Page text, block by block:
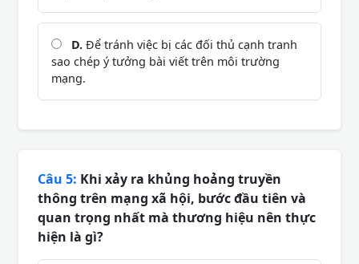
D. Để tránh việc bị các đối thủ cạnh tranh
sao chép ý tưởng bài viết trên môi trường
mạng.
Câu 5: Khi xảy ra khủng hoảng truyền
thông trên mạng xã hội, bước đầu tiên và
quan trọng nhất mà thương hiệu nên thực
hiện là gì?